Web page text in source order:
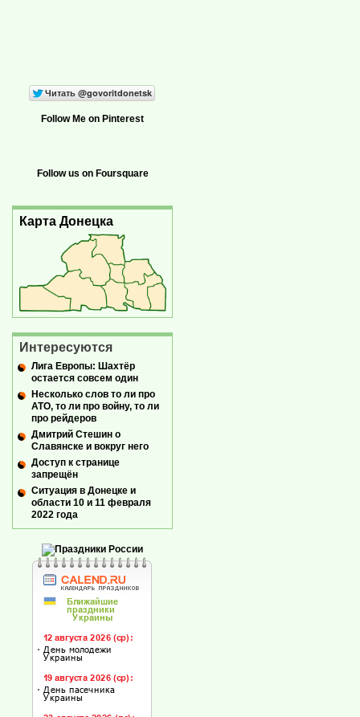
Follow Me on Pinterest
Follow us on Foursquare
Карта Донецка
Интересуются
Лига Европы: Шахтёр
остается совсем один
Несколько слов то ли про
АТО, то ли про войну, то ли
про рейдеров
Дмитрий Стешин о
Славянске и вокруг него
Доступ к странице
запрещён
Ситуация в Донецке и
области 10 и 11 февраля
2022 года